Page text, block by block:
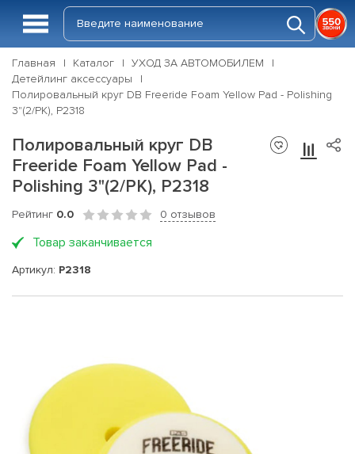
Главная Каталог
УХОД ЗА АВТОМОБИЛЕМ
Детейлинг аксессуары
Полировальный круг DB Freeride Foam Yellow Pad - Polishing
3"(2/PK), P2318
Полировальный круг DB
Freeride Foam Yellow Pad -
Polishing 3"(2/PK), P2318
Рейтинг 0.0 0 отзывов
Товар заканчивается
Артикул: P2318